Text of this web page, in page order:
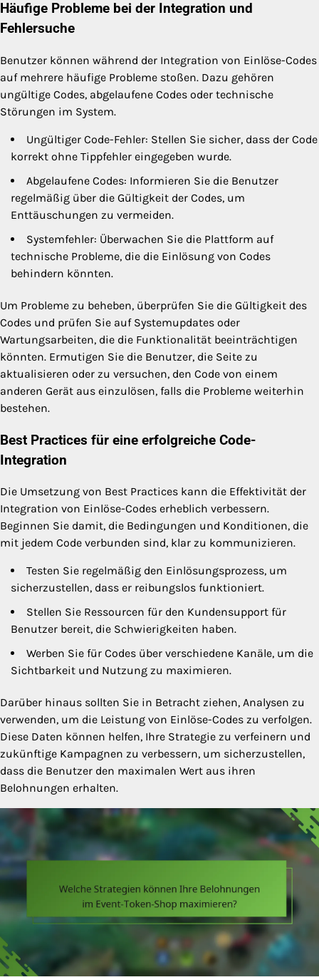
Häufige Probleme bei der Integration und
Fehlersuche
Benutzer können während der Integration von Einlöse-Codes
auf mehrere häufige Probleme stoßen. Dazu gehören
ungültige Codes, abgelaufene Codes oder technische
Störungen im System.
Ungültiger Code-Fehler: Stellen Sie sicher, dass der Code
korrekt ohne Tippfehler eingegeben wurde.
Abgelaufene Codes: Informieren Sie die Benutzer
regelmäßig über die Gültigkeit der Codes, um
Enttäuschungen zu vermeiden.
Systemfehler: Überwachen Sie die Plattform auf
technische Probleme, die die Einlösung von Codes
behindern könnten.
Um Probleme zu beheben, überprüfen Sie die Gültigkeit des
Codes und prüfen Sie auf Systemupdates oder
Wartungsarbeiten, die die Funktionalität beeinträchtigen
könnten. Ermutigen Sie die Benutzer, die Seite zu
aktualisieren oder zu versuchen, den Code von einem
anderen Gerät aus einzulösen, falls die Probleme weiterhin
bestehen.
Best Practices für eine erfolgreiche Code-
Integration
Die Umsetzung von Best Practices kann die Effektivität der
Integration von Einlöse-Codes erheblich verbessern.
Beginnen Sie damit, die Bedingungen und Konditionen, die
mit jedem Code verbunden sind, klar zu kommunizieren.
Testen Sie regelmäßig den Einlösungsprozess, um
sicherzustellen, dass er reibungslos funktioniert.
Stellen Sie Ressourcen für den Kundensupport für
Benutzer bereit, die Schwierigkeiten haben.
Werben Sie für Codes über verschiedene Kanäle, um die
Sichtbarkeit und Nutzung zu maximieren.
Darüber hinaus sollten Sie in Betracht ziehen, Analysen zu
verwenden, um die Leistung von Einlöse-Codes zu verfolgen.
Diese Daten können helfen, Ihre Strategie zu verfeinern und
zukünftige Kampagnen zu verbessern, um sicherzustellen,
dass die Benutzer den maximalen Wert aus ihren
Belohnungen erhalten.